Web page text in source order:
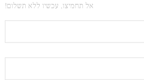
אל תחמיצו, עכשיו ללא תשלום!